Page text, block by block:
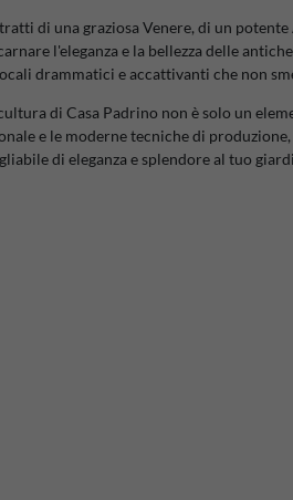
di una graziosa Venere, di un
l'eleganza e la bellezza delle
drammatici e accattivanti che non
di Casa Padrino non è solo un
e le moderne tecniche di
di eleganza e splendore al tuo